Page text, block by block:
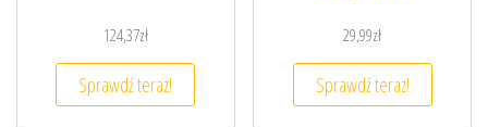
124,37zł
Sprawdź teraz!
29,99zł
Sprawdź teraz!